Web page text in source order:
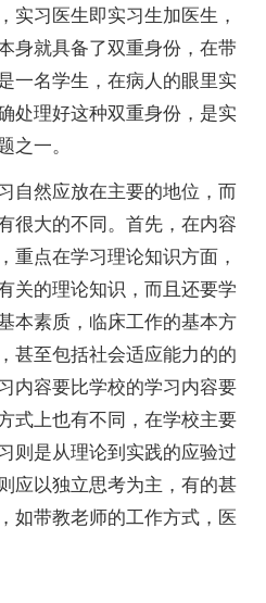
习医生即实习生加医生，
身就具备了双重身份，在带
一名学生，在病人的眼里实
处理好这种双重身份，是实
之一。
然应放在主要的地位，而
很大的不同。首先，在内容
重点在学习理论知识方面，
关的理论知识，而且还要学
本素质，临床工作的基本方
甚至包括社会适应能力的的
内容要比学校的学习内容要
式上也有不同，在学校主要
则是从理论到实践的应验过
应以独立思考为主，有的甚
如带教老师的工作方式，医